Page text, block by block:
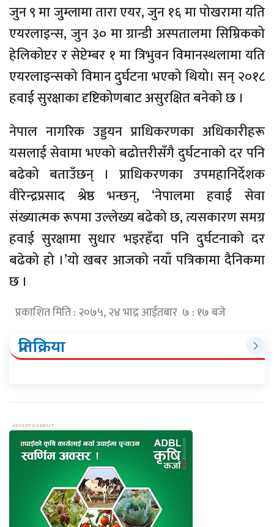
जुन ९ मा जुम्लामा तारा एयर, जुन १६ मा पोखरामा यति
एयरलाइन्स, जुन ३० मा ग्रान्डी अस्पतालमा सिम्रिकको
हेलिकोप्टर र सेप्टेम्बर १ मा त्रिभुवन विमानस्थलामा यति
एयरलाइन्सको विमान दुर्घटना भएको थियो। सन् २०१८
हवाई सुरक्षाका दृष्टिकोणबाट असुरक्षित बनेको छ ।
नेपाल नागरिक उड्डयन प्राधिकरणका अधिकारीहरू
यसलाई सेवामा भएको बढोत्तरीसँगै दुर्घटनाको दर पनि
बढेको बताउँछन् । प्राधिकरणका उपमहानिर्देशक
वीरेन्द्रप्रसाद श्रेष्ठ भन्छन्, ‘नेपालमा हवाई सेवा
संख्यात्मक रूपमा उल्लेख्य बढेको छ, त्यसकारण समग्र
हवाई सुरक्षामा सुधार भइरहँदा पनि दुर्घटनाको दर
बढेको हो ।’यो खबर आजको नयाँ पत्रिकामा दैनिकमा
छ ।
प्रकाशित मिति : २०७५, २४ भाद्र आईतबार ७ : १७ बजे
प्रतिक्रिया